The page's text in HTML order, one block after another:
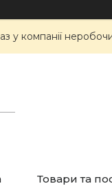
у компанії
Товари та